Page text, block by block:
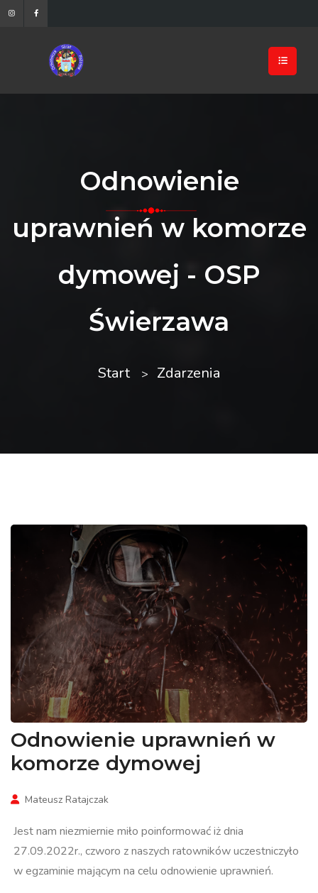
Odnowienie
uprawnień w komorze
dymowej - OSP
Świerzawa
Start Zdarzenia
Odnowienie uprawnień w
komorze dymowej
Mateusz Ratajczak
Jest nam niezmiernie miło poinformować iż dnia
27.09.2022r., czworo z naszych ratowników uczestniczyło
w egzaminie mającym na celu odnowienie uprawnień.